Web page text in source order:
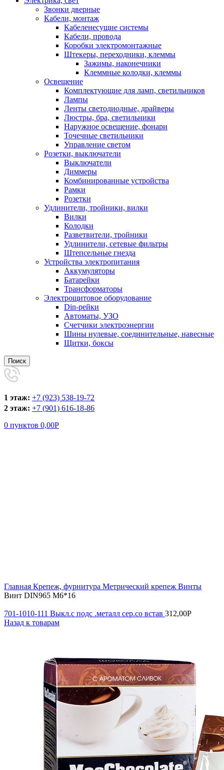
Звонки дверные
Кабели, монтаж
Кабеленесущие системы
Кабели, провода
Коробки электромонтажные
Штекеры, переходники, клеммы
Зажимы, наконечники
Клеммные колодки, клеммы
Освещение
Комплектующие для ламп, светильников
Лампы
Ленты светодиодные, драйверы
Люстры, бра, светильники
Наружное освещение, фонари
Точечные светильники
Управление светом
Розетки, выключатели
Выключатели
Диммеры
Комбинированные устройства
Рамки
Розетки
Удлинители, тройники, вилки
Вилки
Колодки
Разветвители, тройники
Удлинители, сетевые фильтры
Штепсельные гнезда
Устройства электропитания
Аккумуляторы
Батарейки
Трансформаторы
Электрощитовое оборудование
Din-рейки
Автоматы, УЗО
Счетчики электроэнергии
Шины нулевые, соединительные, навесные
Щитки, боксы
Поиск
1 этаж: +7 (923) 538-19-72
2 этаж: +7 (901) 616-18-86
0 пунктов 0,00Р
Главная Крепеж, фурнитура Метрический крепеж Винты
Винт DIN965 М6*16
701-1010-111 Выкл.с подс .металл сер.со встав 312,00Р
Назад к товарам